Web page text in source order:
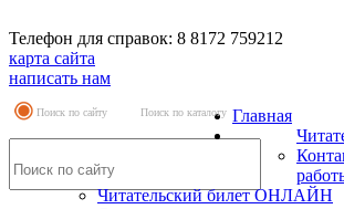
Телефон для справок: 8 8172 759212
карта сайта
написать нам
Поиск по сайту Поиск по каталогу Главная
Читательский билет ОНЛАЙН